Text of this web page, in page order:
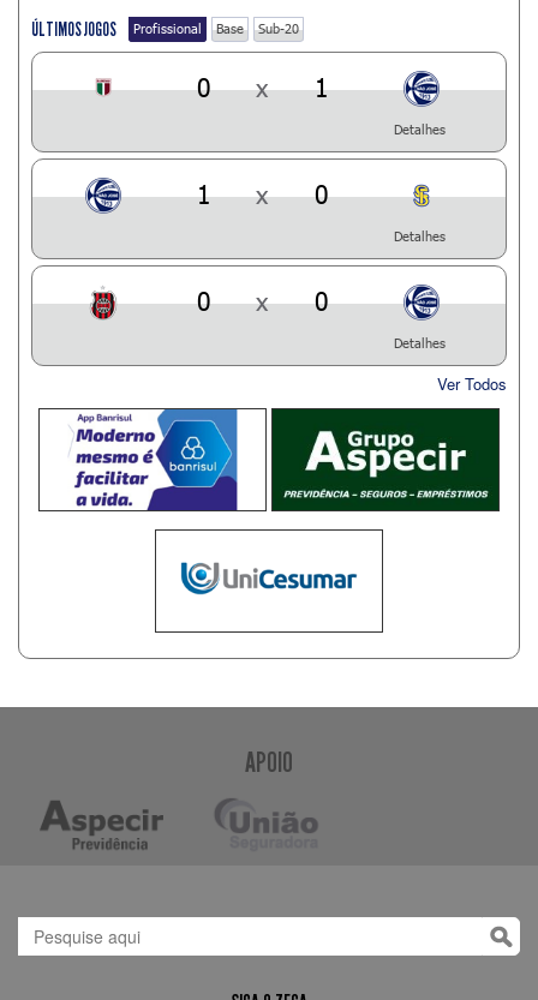
ÚLTIMOS JOGOS Profissional Base Sub-20
0 x 1
Detalhes
1 x 0
Detalhes
0 x 0
Detalhes
Ver Todos
APOIO